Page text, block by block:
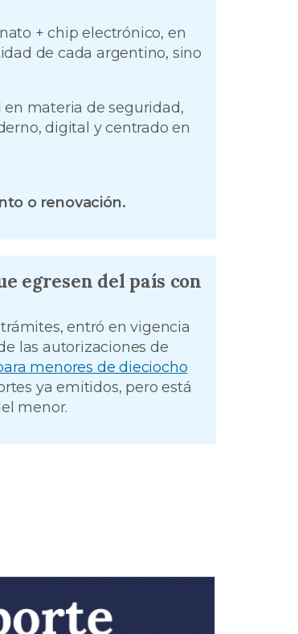
+ chip electrónico, en
de cada argentino, sino
materia de seguridad,
digital y centrado en
o renovación.
egresen del país con
entró en vigencia
las autorizaciones de
menores de dieciocho
ya emitidos, pero está
menor.